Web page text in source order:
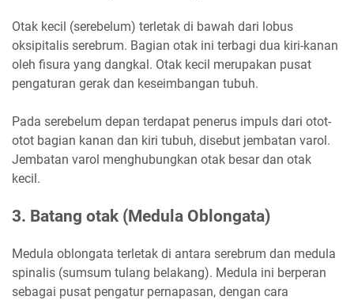
Otak kecil (serebelum) terletak di bawah dari lobus
oksipitalis serebrum. Bagian otak ini terbagi dua kiri-kanan
oleh fisura yang dangkal. Otak kecil merupakan pusat
pengaturan gerak dan keseimbangan tubuh.
Pada serebelum depan terdapat penerus impuls dari otot-
otot bagian kanan dan kiri tubuh, disebut jembatan varol.
Jembatan varol menghubungkan otak besar dan otak
kecil.
3. Batang otak (Medula Oblongata)
Medula oblongata terletak di antara serebrum dan medula
spinalis (sumsum tulang belakang). Medula ini berperan
sebagai pusat pengatur pernapasan, dengan cara